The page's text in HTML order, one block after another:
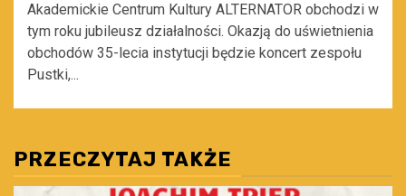
Akademickie Centrum Kultury ALTERNATOR obchodzi w
tym roku jubileusz działalności. Okazją do uświetnienia
obchodów 35-lecia instytucji będzie koncert zespołu
Pustki,...
PRZECZYTAJ TAKŻE